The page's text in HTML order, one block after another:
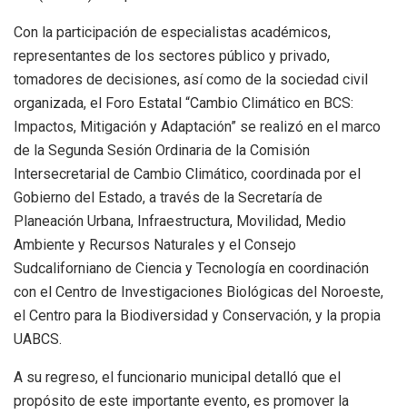
Con la participación de especialistas académicos,
representantes de los sectores público y privado,
tomadores de decisiones, así como de la sociedad civil
organizada, el Foro Estatal “Cambio Climático en BCS:
Impactos, Mitigación y Adaptación” se realizó en el marco
de la Segunda Sesión Ordinaria de la Comisión
Intersecretarial de Cambio Climático, coordinada por el
Gobierno del Estado, a través de la Secretaría de
Planeación Urbana, Infraestructura, Movilidad, Medio
Ambiente y Recursos Naturales y el Consejo
Sudcaliforniano de Ciencia y Tecnología en coordinación
con el Centro de Investigaciones Biológicas del Noroeste,
el Centro para la Biodiversidad y Conservación, y la propia
UABCS.
A su regreso, el funcionario municipal detalló que el
propósito de este importante evento, es promover la